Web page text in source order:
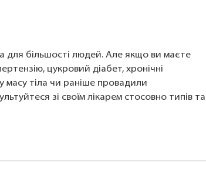
для більшості людей. Але якщо ви маєте
цукровий діабет, хронічні
масу тіла чи раніше провадили
зі своїм лікарем стосовно типів та